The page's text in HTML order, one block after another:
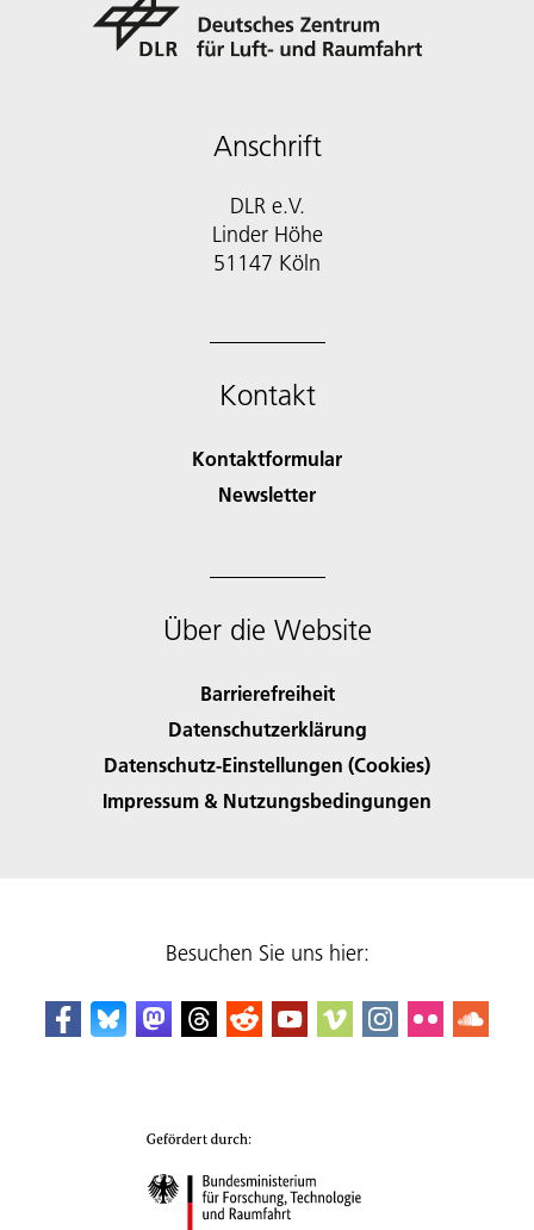
Anschrift
DLR e.V.
Linder Höhe
51147 Köln
Kontakt
Kontaktformular
Newsletter
Über die Website
Barrierefreiheit
Datenschutzerklärung
Datenschutz-Einstellungen (Cookies)
Impressum & Nutzungsbedingungen
Besuchen Sie uns hier: